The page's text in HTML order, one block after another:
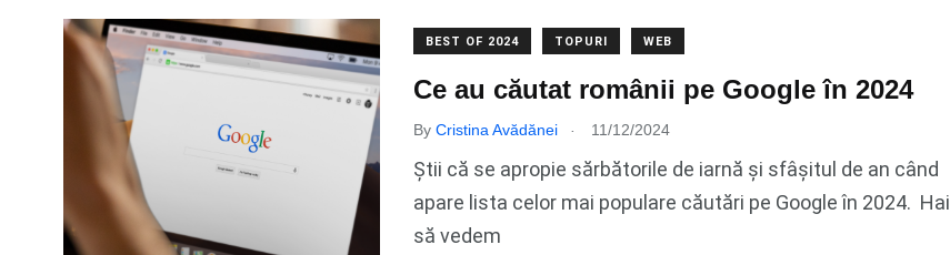
BEST OF 2024 TOPURI WEB
Ce au căutat românii pe Google în 2024
By Cristina Avădănei 11/12/2024
Știi că se apropie sărbătorile de iarnă și sfâșitul de an când
apare lista celor mai populare căutări pe Google în 2024. Hai
să vedem